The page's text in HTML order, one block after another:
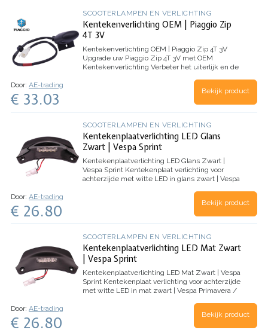
SCOOTERLAMPEN EN VERLICHTING
Kentekenverlichting OEM | Piaggio Zip
4T 3V
Kentekenverlichting OEM | Piaggio Zip 4T 3V
Upgrade uw Piaggio Zip 4T 3V met OEM
Kentekenverlichting Verbeter het uiterlijk en de
onze hoogwaardige OEM Kentekenverlichting.
Door: AE-trading
€ 33.03 Bekijk product
SCOOTERLAMPEN EN VERLICHTING
Kentekenplaatverlichting LED Glans
Zwart | Vespa Sprint
Kentekenplaatverlichting LED Glans Zwart |
Vespa Sprint Kentekenplaat verlichting voor
achterzijde met witte LED in glans zwart | Vespa
Door: AE-trading
€ 26.80 Bekijk product
SCOOTERLAMPEN EN VERLICHTING
Kentekenplaatverlichting LED Mat Zwart
| Vespa Sprint
Kentekenplaatverlichting LED Mat Zwart | Vespa
Sprint Kentekenplaat verlichting voor achterzijde
met witte LED in mat zwart | Vespa Primavera /
Door: AE-trading
€ 26.80 Bekijk product